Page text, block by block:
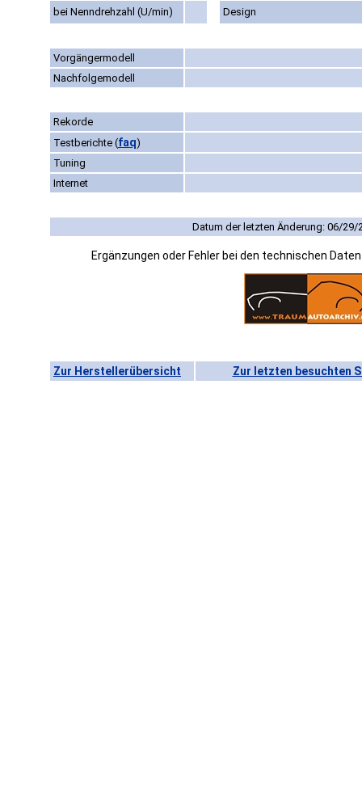
bei Nenndrehzahl (U/min)
Design
Vorgängermodell
Nachfolgemodell
Rekorde
Testberichte (faq)
Tuning
Internet
Datum der letzten Änderung: 06/29/
Ergänzungen oder Fehler bei den technischen
Zur Herstellerübersicht Zur letzten besuchten